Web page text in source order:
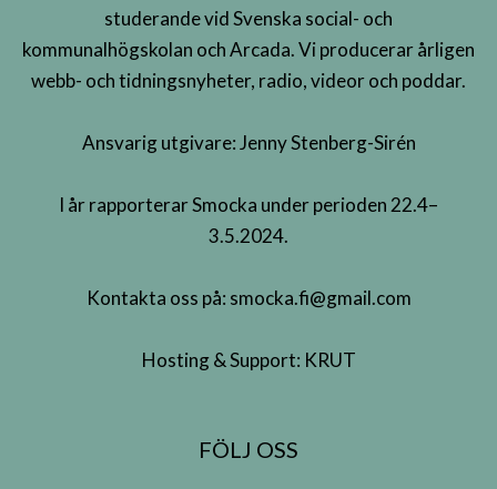
studerande vid Svenska social- och
kommunalhögskolan och Arcada. Vi producerar årligen
webb- och tidningsnyheter, radio, videor och poddar.
Ansvarig utgivare: Jenny Stenberg-Sirén
I år rapporterar Smocka under perioden 22.4–
3.5.2024.
Kontakta oss på: smocka.fi@gmail.com
Hosting & Support: KRUT
FÖLJ OSS